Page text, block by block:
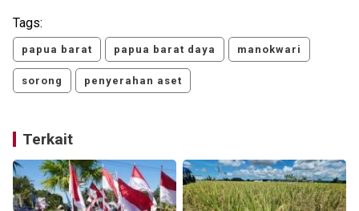
Tags:
papua barat papua barat daya manokwari
sorong penyerahan aset
Terkait